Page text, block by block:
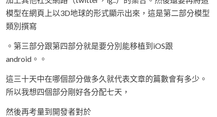
模型在網頁上以3D地球的形式顯示出來，這是第二部分模型
類別撰寫
。第三部分跟第四部分就是要分別能移植到iOS跟
android。。
這三十天中在哪個部分做多久就代表文章的篇數會有多少。
所以我想四個部分剛好各分配七天，
然後再考量到開發者對於